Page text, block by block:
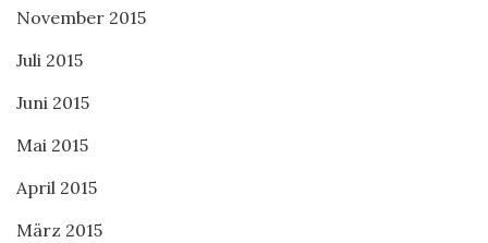
November 2015
Juli 2015
Juni 2015
Mai 2015
April 2015
März 2015